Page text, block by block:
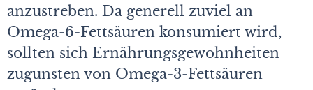
anzustreben. Da generell zuviel an
Omega-6-Fettsäuren konsumiert wird,
sollten sich Ernährungsgewohnheiten
zugunsten von Omega-3-Fettsäuren